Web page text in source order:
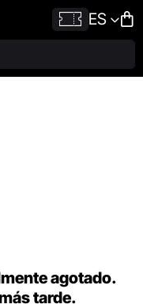
ES
agotado.
tarde.